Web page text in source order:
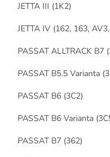
JETTA III (1K2)
JETTA IV (162, 163,
PASSAT ALLTRACK B7
PASSAT B5.5 Varianta
PASSAT B6 (3C2)
PASSAT B6 Varianta
PASSAT B7 (362)